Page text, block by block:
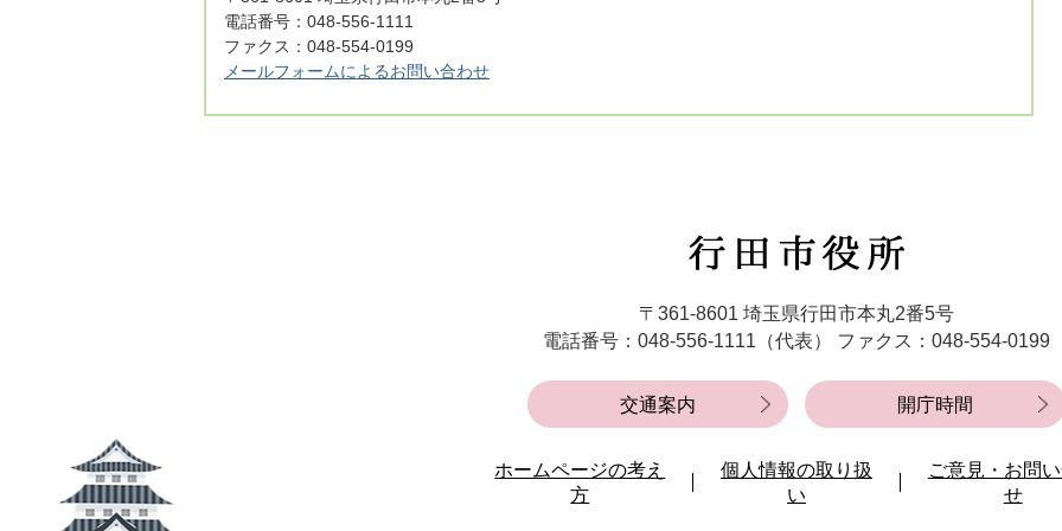
電話番号：048-556-1111
ファクス：048-554-0199
メールフォームによるお問い合わせ
行
田
役
所
〒361-8601 埼玉県行田市本丸2番5号
電話番号：048-556-1111（代表）
ファクス：048-554-0199
交通案内 開庁時間
ホームページの考え
方
個人情報の取り扱
い
ご意見・お問
せ